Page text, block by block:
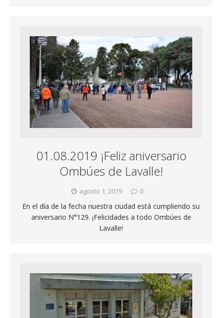
01.08.2019 ¡Feliz aniversario
Ombúes de Lavalle!
agosto 1, 2019 0
En el día de la fecha nuestra ciudad está cumpliendo su
aniversario N°129. ¡Felicidades a todo Ombúes de
Lavalle!